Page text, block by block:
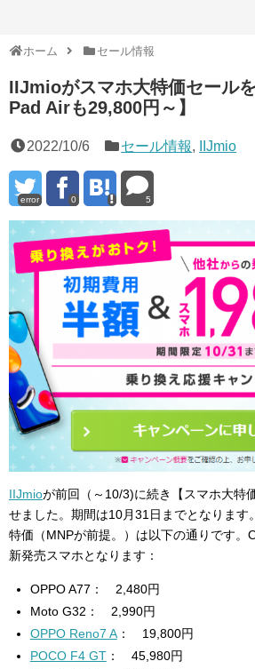
ホーム セール情報
IIJmioがスマホ大特価セール
Pad Airも29,800円～】
2022/10/6 セール情報, IIJmio
error 0 5
IIJmioが前回（～10/3)に続き
【スマホ大特
せました。期間は10月31日までとなります
特価（MNPが前提。）は以下の通りです。
新発売スマホとなります：
OPPO A77 ： 2,480円
Moto G32 ： 2,990円
OPPO Reno7 A： 19,800円
POCO F4 GT： 45,980円